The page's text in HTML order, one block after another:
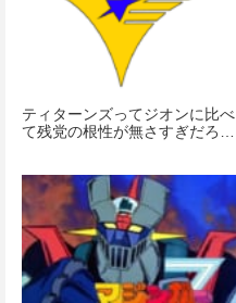
ティターンズってジオンに比べ
て残党の根性が無さすぎだろ…